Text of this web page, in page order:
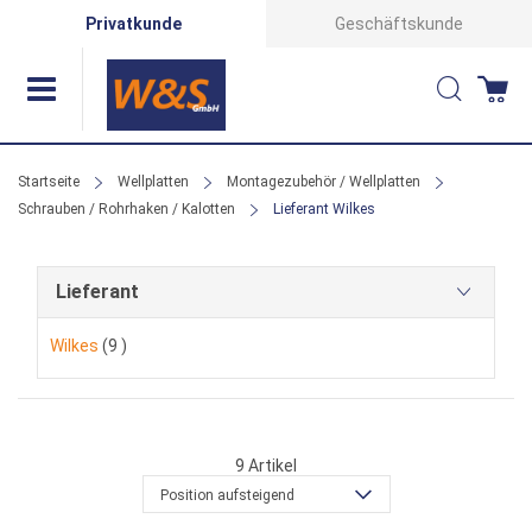
Privatkunde Geschäftskunde
Suche
Startseite Wellplatten
Montagezubehör / Wellplatten
Schrauben / Rohrhaken / Kalotten
Lieferant Wilkes
9 Artikel
Position aufsteigend
Lieferant
Wilkes 9 Artikel